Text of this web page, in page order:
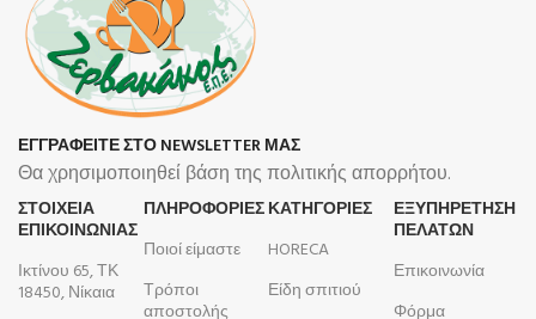
ΕΓΓΡΑΦΕΙΤΕ ΣΤΟ NEWSLETTER ΜΑΣ
Θα χρησιμοποιηθεί βάση της πολιτικής απορρήτου.
ΣΤΟΙΧΕΙΑ
ΕΠΙΚΟΙΝΩΝΙΑΣ
Ικτίνου 65, ΤΚ
18450, Νίκαια
ΠΛΗΡΟΦΟΡΊΕΣ
Ποιοί είμαστε
Τρόποι
αποστολής
ΚΑΤΗΓΟΡΙΕΣ
HORECA
Είδη σπιτιού
ΕΞΥΠΗΡΕΤΗΣΗ
ΠΕΛΑΤΩΝ
Επικοινωνία
Φόρμα